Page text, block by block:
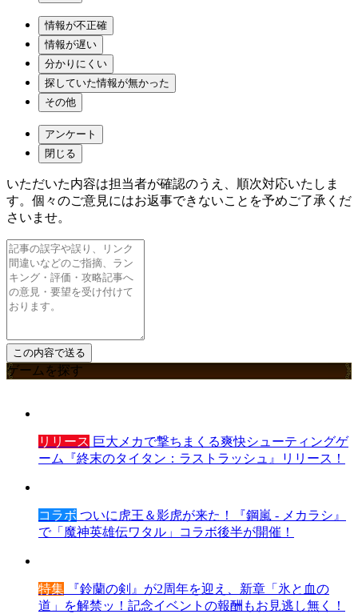
情報が不正確
情報が遅い
分かりにくい
探していた情報が無かった
その他
アンケート
閉じる
いただいた内容は担当者が確認のうえ、順次対応いたしま
す。個々のご意見にはお返事できないことを予めご了承くだ
さいませ。
ゲームを探す
リリース 巨大メカで撃ちまくる爽快シューティングゲ
ーム『終末のタイタン：ラストラッシュ』リリース！
コラボ ついに虎王＆影虎が来た！『鋼嵐 - メカラシ』
で「魔神英雄伝ワタル」コラボ後半が開催！
特集 『鈴蘭の剣』が2周年を迎え、新章「氷と血の
道」を解禁ッ！記念イベントの報酬もお見逃し無く！